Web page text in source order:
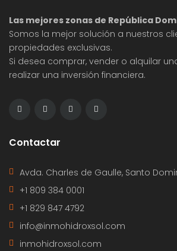
Las mejores zonas de República
Somos la mejor solución a nuestros
propiedades exclusivas.
Si desea comprar, vender o alquilar
realizar una inversión financiera.
Contactar
Avda. Charles de Gaulle, Santo
+1 809 384 0001
+1 829 847 4792
info@inmohidroxsol.com
inmohidroxsol.com